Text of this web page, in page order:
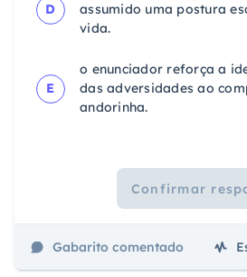
D
assumido uma postura
vida.
E
o enunciador reforça a
das adversidades ao
andorinha.
Confirmar
Gabarito comentado